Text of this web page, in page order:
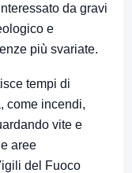
da gravi
e
più svariate.
tempi di
come incendi,
vite e
aree
del Fuoco